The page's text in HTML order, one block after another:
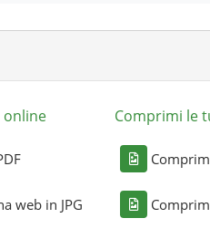
web in JPG
Comprimi le